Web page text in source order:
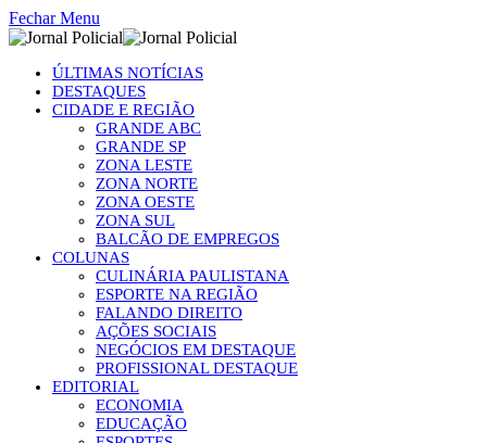
Fechar Menu
ÚLTIMAS NOTÍCIAS
DESTAQUES
CIDADE E REGIÃO
GRANDE ABC
GRANDE SP
ZONA LESTE
ZONA NORTE
ZONA OESTE
ZONA SUL
BALCÃO DE EMPREGOS
COLUNAS
CULINÁRIA PAULISTANA
ESPORTE NA REGIÃO
FALANDO DIREITO
AÇÕES SOCIAIS
NEGÓCIOS EM DESTAQUE
PROFISSIONAL DESTAQUE
EDITORIAL
ECONOMIA
EDUCAÇÃO